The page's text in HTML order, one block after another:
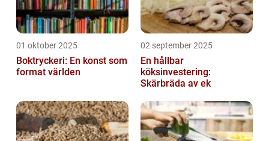
01 oktober 2025
Boktryckeri: En konst som
format världen
02 september 2025
En hållbar
köksinvestering:
Skärbräda av ek